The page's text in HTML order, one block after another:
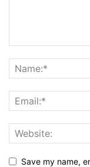
Save my name,